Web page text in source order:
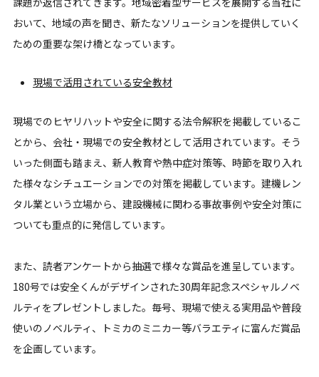
おいて、地域の声を聞き、新たなソリューションを提供していく
ための重要な架け橋となっています。
現場で活用されている安全教材
現場でのヒヤリハットや安全に関する法令解釈を掲載しているこ
とから、会社・現場での安全教材として活用されています。そう
いった側面も踏まえ、新人教育や熱中症対策等、時節を取り入れ
た様々なシチュエーションでの対策を掲載しています。建機レン
タル業という立場から、建設機械に関わる事故事例や安全対策に
ついても重点的に発信しています。
また、読者アンケートから抽選で様々な賞品を進呈しています。
180号では安全くんがデザインされた30周年記念スペシャルノベ
ルティをプレゼントしました。毎号、現場で使える実用品や普段
使いのノベルティ、トミカのミニカー等バラエティに富んだ賞品
を企画しています。